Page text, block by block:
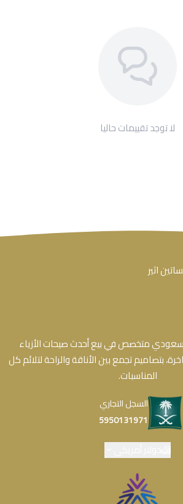
لا توجد تقييمات حاليا
سعودي متخصص في بيع أحدث صيحات الأزياء
بتصاميم تجمع بين الأناقة والراحة لتلائم كل
المناسبات.
السجل التجاري
5950131971